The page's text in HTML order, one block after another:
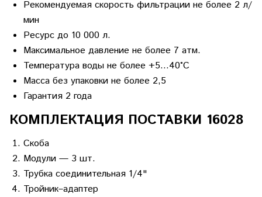
Рекомендуемая скорость фильтрации не более 2 л/
мин
Ресурс до 10 000 л.
Максимальное давление не более 7 атм.
Температура воды не более +5…40°С
Масса без упаковки не более 2,5
Гарантия 2 года
КОМПЛЕКТАЦИЯ ПОСТАВКИ 16028
Скоба
Модули — 3 шт.
Трубка соединительная 1/4"
Тройник–адаптер